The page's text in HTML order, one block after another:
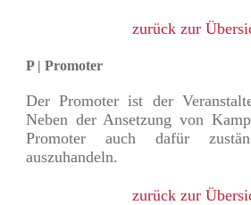
zurück zur
P | Promoter
Der Promoter ist der
Neben der Ansetzung von
Promoter auch dafür
auszuhandeln.
zurück zur